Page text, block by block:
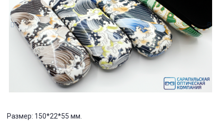
Размер: 150*22*55 мм.